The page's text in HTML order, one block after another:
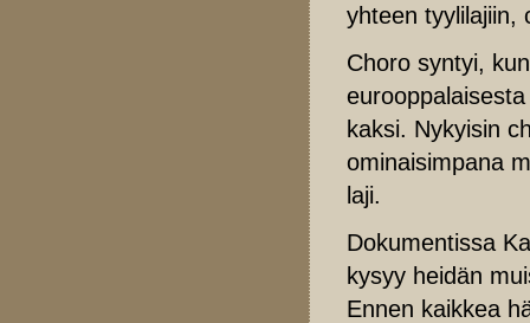
yhteen tyylilajiin,
Choro syntyi,
kaksi. Nykyisin
ominaisimpana
laji.
Dokumentissa
kysyy heidän
Ennen kaikkea